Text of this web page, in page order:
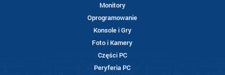
Monitory
Oprogramowanie
Konsole i Gry
Foto i Kamery
Części PC
Peryferia PC